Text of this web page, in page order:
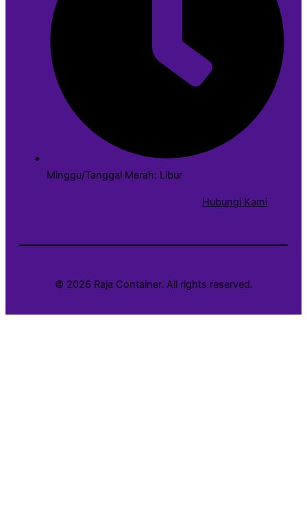
Minggu/Tanggal Merah: Libur
Hubungi Kami
© 2026 Raja Container. All rights reserved.